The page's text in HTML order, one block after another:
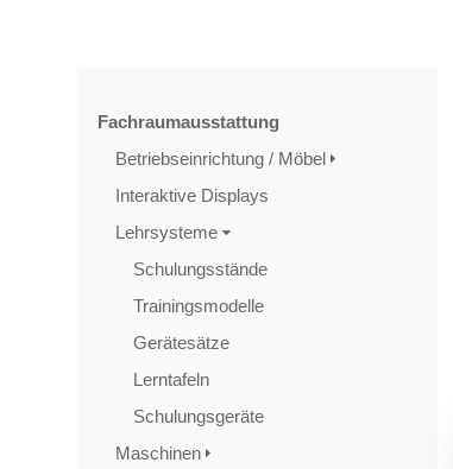
Fachraumausstattung
Betriebseinrichtung / Möbel
Interaktive Displays
Lehrsysteme
Schulungsstände
Trainingsmodelle
Gerätesätze
Lerntafeln
Schulungsgeräte
Maschinen